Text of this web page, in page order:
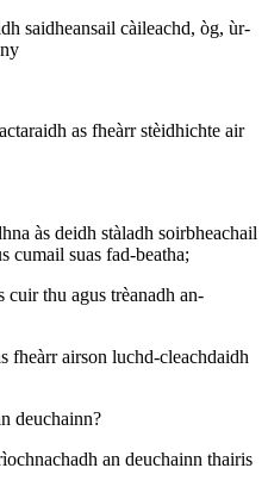
saidheansail càileachd, òg, ùr-
as fheàrr stèidhichte air
às deidh stàladh soirbheachail
cumail suas fad-beatha;
cuir thu agus trèanadh an-
fheàrr airson luchd-cleachdaidh
deuchainn?
an deuchainn thairis